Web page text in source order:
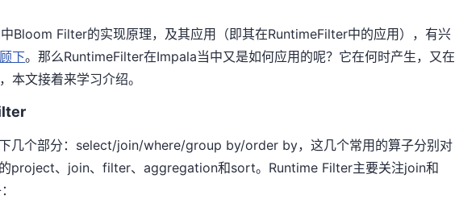
Bloom Filter的实现原理，及其应用（即其在RuntimeFilter中的应用），有兴
下。那么RuntimeFilter在Impala当中又是如何应用的呢？它在何时产生，又在
本文接着来学习介绍。
几个部分：select/join/where/group by/order by，这几个常用的算子分别对
project、join、filter、aggregation和sort。Runtime Filter主要关注join和